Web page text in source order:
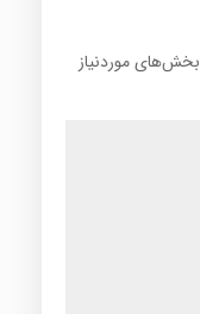
بخش‌های موردنیاز